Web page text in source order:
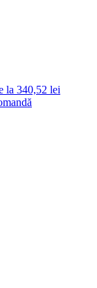
la 340,52 lei